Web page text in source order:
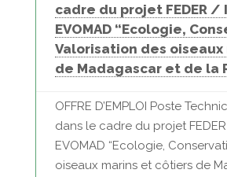
cadre du projet FEDER /
EVOMAD “Ecologie,
Valorisation des
de Madagascar et de la
OFFRE D’EMPLOI Poste
dans le cadre du projet FEDER
EVOMAD “Ecologie,
oiseaux marins et côtiers de